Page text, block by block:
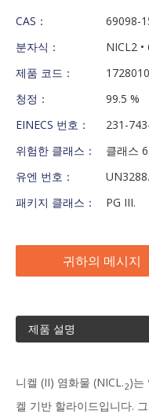
CAS：
69098-
분자식：
NICL2 •
제품 코드：
청정：
99.5 %
EINECS 번호：
231-
위험한 클래스：
클래스
유엔 번호：
UN3288.
패키지 클래스：
PG III.
귀하의 메시지
제품 설명
니켈 (II) 염화물 (NICL.2)는
켈 기반 할라이드입니다.